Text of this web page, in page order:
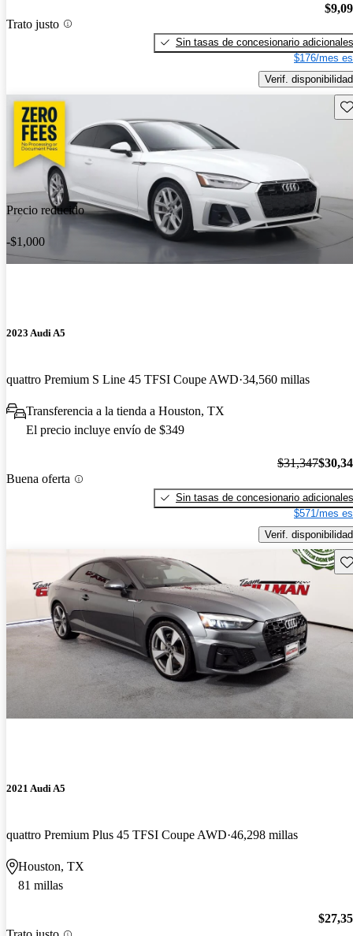
Trato justo
Sin tasas de concesionario adicionales
$176/mes
Verif. disponibilidad
Precio reducido
-$1,000
2023 Audi A5
quattro Premium S Line 45 TFSI Coupe AWD 34,560 millas
Transferencia a la tienda a Houston, TX
El precio incluye envío de $349
Buena oferta
$31,347
Sin tasas de concesionario adicionales
$571/mes
Verif. disponibilidad
2021 Audi A5
quattro Premium Plus 45 TFSI Coupe AWD 46,298 millas
Houston, TX
81 millas